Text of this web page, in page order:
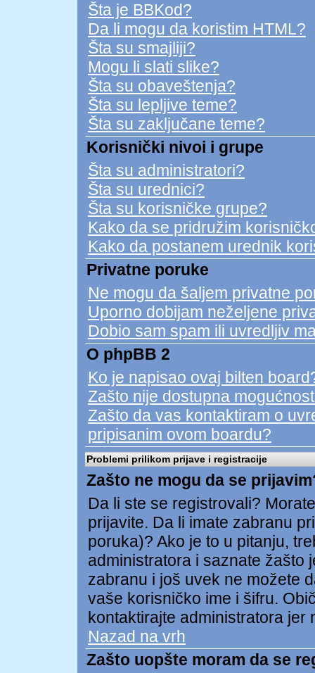
Šta je BBKod?
Da li mogu da koristim HTML?
Šta su smajliji?
Mogu li slati slike?
Šta su obaveštenja?
Šta su lepljive teme?
Šta su zaključane teme?
Korisnički nivoi i grupe
Šta su administratori?
Šta su urednici?
Šta su korisničke grupe?
Kako da se pridružim
Kako da postanem urednik
Privatne poruke
Ne mogu da šaljem privatne
Uporno dobijam neželjene
Dobio sam spam ili uvredljiv
O phpBB 2
Ko je napisao ovaj bilten
Zašto nije dostupna
Zašto da vas kontaktiram o
pripisanim ovom boardu?
Problemi prilikom prijave i registracije
Zašto ne mogu da se
Da li ste se registrovali?
prijavite. Da li imate zabranu
poruka)? Ako je to u pitanju,
administratora i saznate žašto
zabranu i još uvek ne možete
vaše korisničko ime i šifru.
kontaktirajte administratora jer
Nazad na vrh
Zašto uopšte moram da se